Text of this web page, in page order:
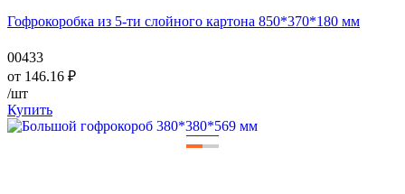
Гофрокоробка из 5-ти слойного картона 850*370*180 мм
00433
от 146.16 ₽
/шт
Купить
——